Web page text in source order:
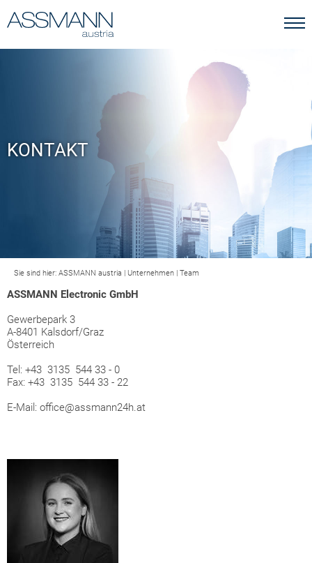
KONTAKT
Sie sind hier: ASSMANN austria | Unternehmen | Team
ASSMANN Electronic GmbH
Gewerbepark 3
A-8401 Kalsdorf/Graz
Österreich
Tel: +43 3135 544 33 - 0
Fax: +43 3135 544 33 - 22
E-Mail: office@assmann24h.at